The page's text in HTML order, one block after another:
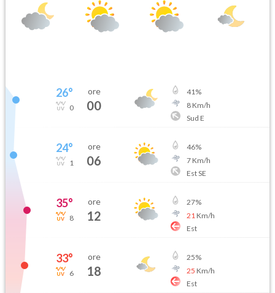
26°
0
ore
00
41%
8Km/h
Sud E
24°
1
ore
06
46%
7Km/h
Est SE
35°
8
ore
12
27%
21 Km/h
Est
33°
6
ore
18
25%
25 Km/h
Est